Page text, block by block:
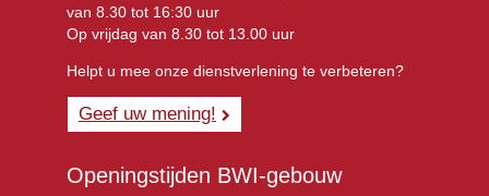
van 8.30 tot 16:30 uur
Op vrijdag van 8.30 tot 13.00 uur
Helpt u mee onze dienstverlening te verbeteren?
Geef uw mening!
Openingstijden BWI-gebouw